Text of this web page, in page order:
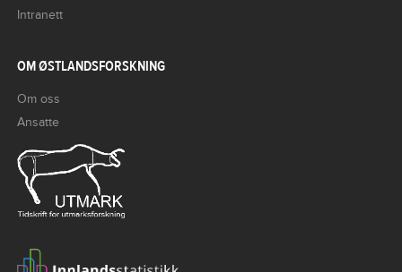
Intranett
OM ØSTLANDSFORSKNING
Om oss
Ansatte